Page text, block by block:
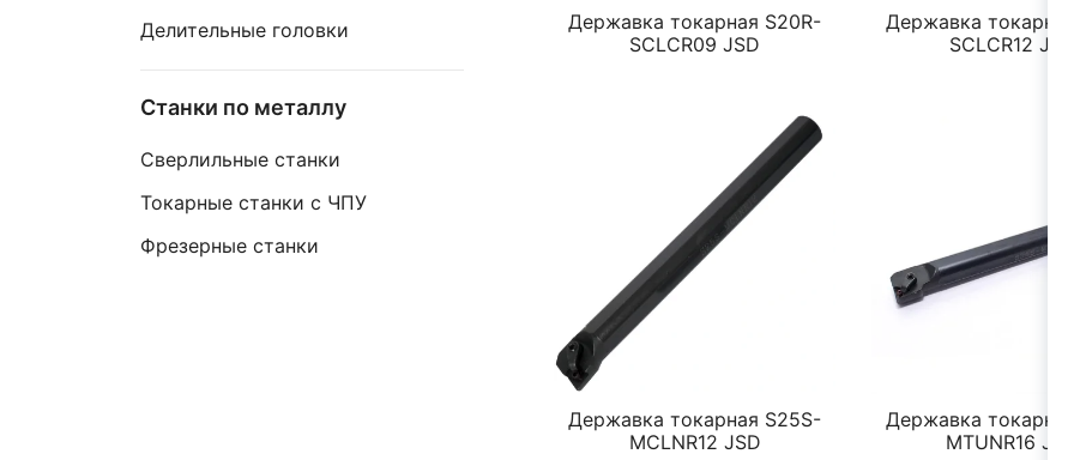
Державка токарная S20R-
SCLCR09 JSD
Державка токарная
SCLCR12 JSD
Державка токарная S25S-
MCLNR12 JSD
Державка токарная
MTUNR16 JSD
Делительные головки
Станки по металлу
Сверлильные станки
Токарные станки с ЧПУ
Фрезерные станки